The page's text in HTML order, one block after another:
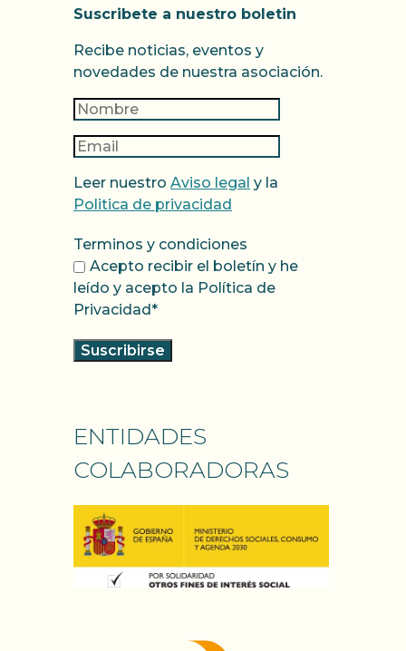
Suscribete a nuestro boletin
Recibe noticias, eventos y
novedades de nuestra asociación.
Leer nuestro Aviso legal y la
Politica de privacidad
Terminos y condiciones
Acepto recibir el boletín y he
leído y acepto la Política de
Privacidad*
ENTIDADES
COLABORADORAS